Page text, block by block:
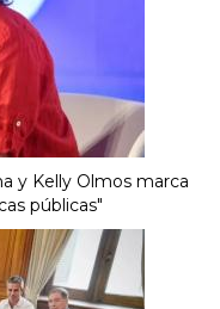
y Kelly Olmos marca
públicas"